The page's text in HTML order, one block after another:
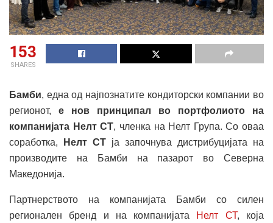
153
SHARES
Бамби, една од најпознатите кондиторски компании во
регионот, е нов принципал во портфолиото на
компанијата Нелт СТ, членка на Нелт Група. Со оваа
соработка,
Нелт СТ ја започнува дистрибуцијата на
производите на Бамби на пазарот во Северна
Македонија.
Партнерството на компанијата Бамби со силен
регионален бренд и на компанијата Нелт СТ, која